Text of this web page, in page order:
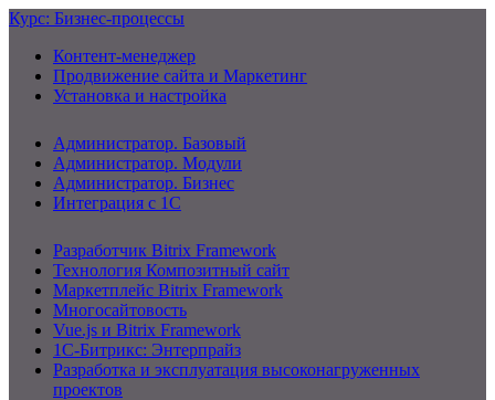
Курс: Бизнес-процессы
Контент-менеджер
Продвижение сайта и Маркетинг
Установка и настройка
Администратор. Базовый
Администратор. Модули
Администратор. Бизнес
Интеграция с 1С
Разработчик Bitrix Framework
Технология Композитный сайт
Маркетплейс Bitrix Framework
Многосайтовость
Vue.js и Bitrix Framework
1С-Битрикс: Энтерпрайз
Разработка и эксплуатация высоконагруженных
проектов